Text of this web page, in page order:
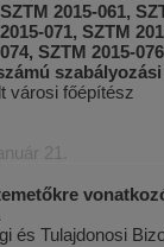
2015-061,
071, SZTM
SZTM 2015-
városi főépítész
21.
és Tulajdonosi